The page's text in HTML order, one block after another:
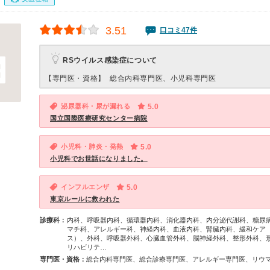
3.51 口コミ47件
RSウイルス感染症について
【専門医・資格】 総合内科専門医、小児科専門医
泌尿器科・尿が漏れる 5.0
国立国際医療研究センター病院
小児科・肺炎・発熱 5.0
小児科でお世話になりました。
インフルエンザ 5.0
東京ルールに救われた
診療科： 内科、呼吸器内科、循環器内科、消化器内科、内分泌代謝科、糖尿
マチ科、アレルギー科、神経内科、血液内科、腎臓内科、緩和ケア
ス）、外科、呼吸器外科、心臓血管外科、脳神経外科、整形外科、
リハビリテ…
専門医・資格：